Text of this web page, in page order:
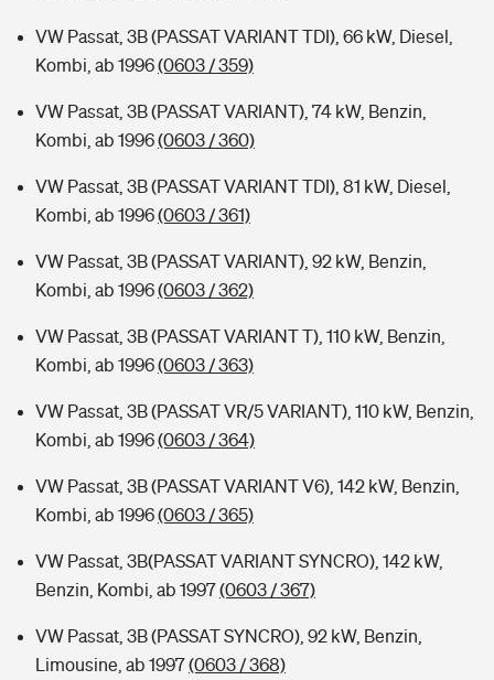
VW Passat, 3B (PASSAT VARIANT TDI), 66 kW, Diesel,
Kombi, ab 1996(0603 / 359)
VW Passat, 3B (PASSAT VARIANT), 74 kW, Benzin,
Kombi, ab 1996(0603 / 360)
VW Passat, 3B (PASSAT VARIANT TDI), 81 kW, Diesel,
Kombi, ab 1996(0603 / 361)
VW Passat, 3B (PASSAT VARIANT), 92 kW, Benzin,
Kombi, ab 1996(0603 / 362)
VW Passat, 3B (PASSAT VARIANT T), 110 kW, Benzin,
Kombi, ab 1996(0603 / 363)
VW Passat, 3B (PASSAT VR/5 VARIANT), 110 kW, Benzin,
Kombi, ab 1996(0603 / 364)
VW Passat, 3B (PASSAT VARIANT V6), 142 kW, Benzin,
Kombi, ab 1996(0603 / 365)
VW Passat, 3B(PASSAT VARIANT SYNCRO), 142 kW,
Benzin, Kombi, ab 1997(0603 / 367)
VW Passat, 3B (PASSAT SYNCRO), 92 kW, Benzin,
Limousine, ab 1997(0603 / 368)